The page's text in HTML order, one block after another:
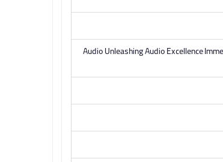
Audio Unleashing Audio Excellence